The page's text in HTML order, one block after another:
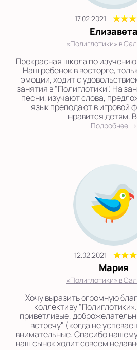
17.02.2021
Елизавета
«Полиглотики» в
Прекрасная школа по
Наш ребенок в восторге,
эмоции, ходит с
занятия в "Полиглотики". На
песни, изучают слова,
язык преподают в игровой
нравится детям.
Подробнее →
12.02.2021
Мария
«Полиглотики» в
Хочу выразить огромную
коллективу
приветливые,
встречу" (когда не
внимательные. Спасибо
наш сынок ходит совсем